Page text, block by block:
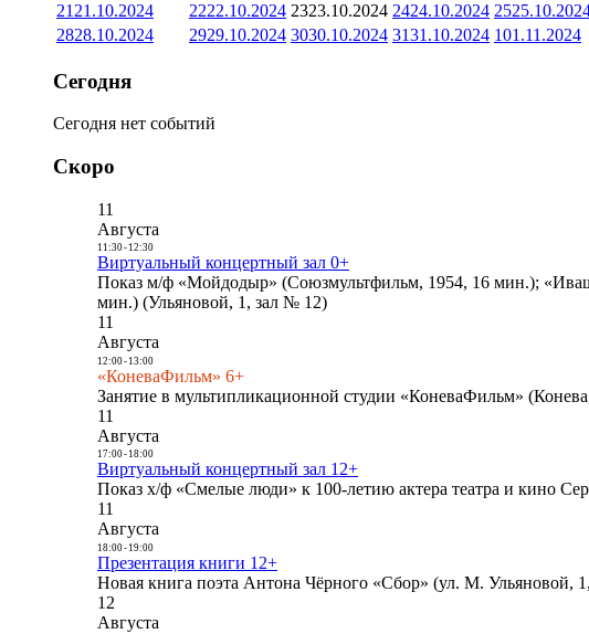
21 21.10.2024 2222.10.2024 2323.10.2024 2424.10.2024 25
2828.10.2024 2929.10.2024 3030.10.2024 3131.10.2024 101.11.2024
Сегодня
Сегодня нет событий
Скоро
11
Августа
11:30- 12:30
Виртуальный концертный зал 0+
Показ м/ф «Мойдодыр» (Союзмультфильм, 1954, 16 мин.);
мин.) (Ульяновой, 1, зал № 12)
11
Августа
12:00- 13:00
«КоневаФильм» 6+
Занятие в мультипликационной студии «КоневаФильм»
11
Августа
17:00- 18:00
Виртуальный концертный зал 12+
Показ х/ф «Смелые люди» к 100-летию актера театра и кино
11
Августа
18:00- 19:00
Презентация книги 12+
Новая книга поэта Антона Чёрного «Сбор» (ул. М. Ульяновой,
12
Августа